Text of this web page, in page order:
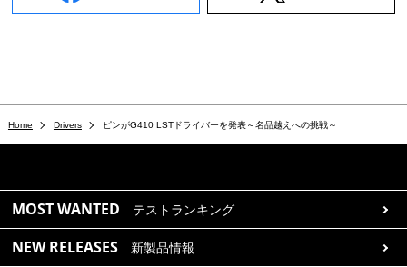
Home Drivers ピンがG410 LSTドライバーを発表～名品越えへの挑戦～
MOST WANTED テストランキング
NEW RELEASES 新製品情報